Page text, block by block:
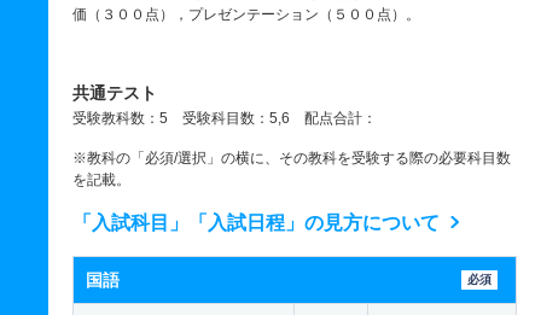
価（３００点），プレゼンテーション（５００点）。
共通テスト
受験教科数：5 受験科目数：5,6 配点合計：
※教科の「必須/選択」の横に、その教科を受験する際の必要科目数
を記載。
「入試科目」「入試日程」の見方について
国語 必須